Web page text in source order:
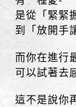
是從「緊緊
到「放開手
而你在進行
可以試著去
這不是說你